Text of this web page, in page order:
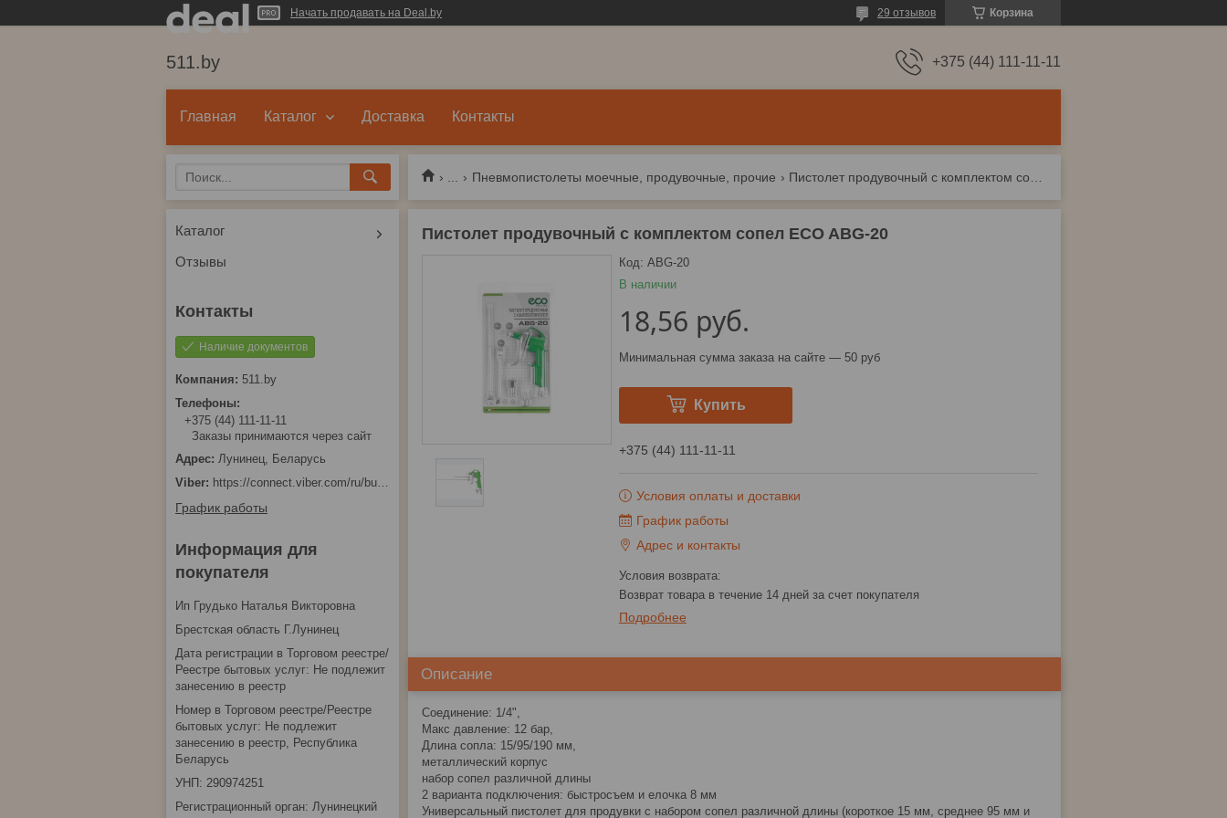
Начать продавать на Deal.by Корзина
29 отзывов
511.by +375 (44) 111-11-11
Главная Каталог Доставка Контакты
Пневмопистолеты моечные, продувочные, прочие
Пистолет продувочный c комплектом сопел ECO ABG-20
В наличии
Код: ABG-20
18,56 руб.
Минимальная сумма заказа на сайте — 50 руб
Купить
+375 (44) 111-11-11
Условия оплаты и доставки
График работы
Адрес и контакты
возврат товара в течение 14 дней за счет покупателя
Подробнее
Описание
Соединение: 1/4",
Макс давление: 12 бар,
Длина сопла: 15/95/190 мм,
металлический корпус
набор сопел различной длины
2 варианта подключения: быстросъем и елочка 8 мм
Универсальный пистолет для продувки с набором сопел различной длины (короткое 15 мм, среднее 95 мм и
Каталог
Отзывы
Наличие документов
511.by
+375 (44) 111-11-11
Заказы принимаются через сайт
Лунинец, Беларусь
https://connect.viber.com/ru/business/1d480fbc-bd61-11ef-8513-eab83dfd23fa
График работы
Информация для
покупателя
Ип Грудько Наталья Викторовна
Брестская область Г.Лунинец
Дата регистрации в Торговом реестре/
Реестре бытовых услуг: Не подлежит
занесению в реестр
Номер в Торговом реестре/Реестре
бытовых услуг: Не подлежит
занесению в реестр, Республика
Беларусь
УНП: 290974251
Регистрационный орган: Лунинецкий